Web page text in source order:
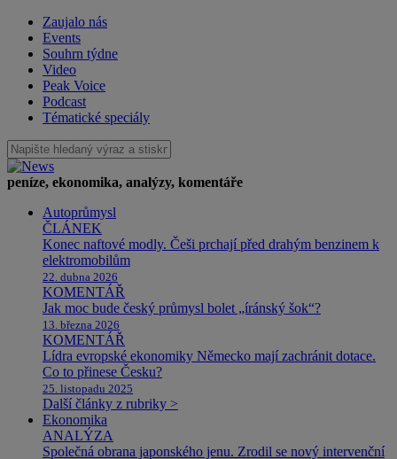
Zaujalo nás
Events
Souhrn týdne
Video
Peak Voice
Podcast
Tématické speciály
peníze, ekonomika, analýzy, komentáře
Autoprůmysl
ČLÁNEK
Konec naftové modly. Češi prchají před drahým benzinem k
elektromobilům
22. dubna 2026
KOMENTÁŘ
Jak moc bude český průmysl bolet „íránský šok“?
13. března 2026
KOMENTÁŘ
Lídra evropské ekonomiky Německo mají zachránit dotace.
Co to přinese Česku?
25. listopadu 2025
Další články z rubriky >
Ekonomika
ANALÝZA
Společná obrana japonského jenu. Zrodil se nový intervenční